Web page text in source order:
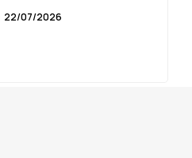
22/07/2026